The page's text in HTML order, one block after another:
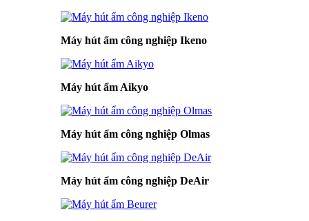
Máy hút ẩm công nghiệp Ikeno
Máy hút ẩm Aikyo
Máy hút ẩm công nghiệp Olmas
Máy hút ẩm công nghiệp DeAir